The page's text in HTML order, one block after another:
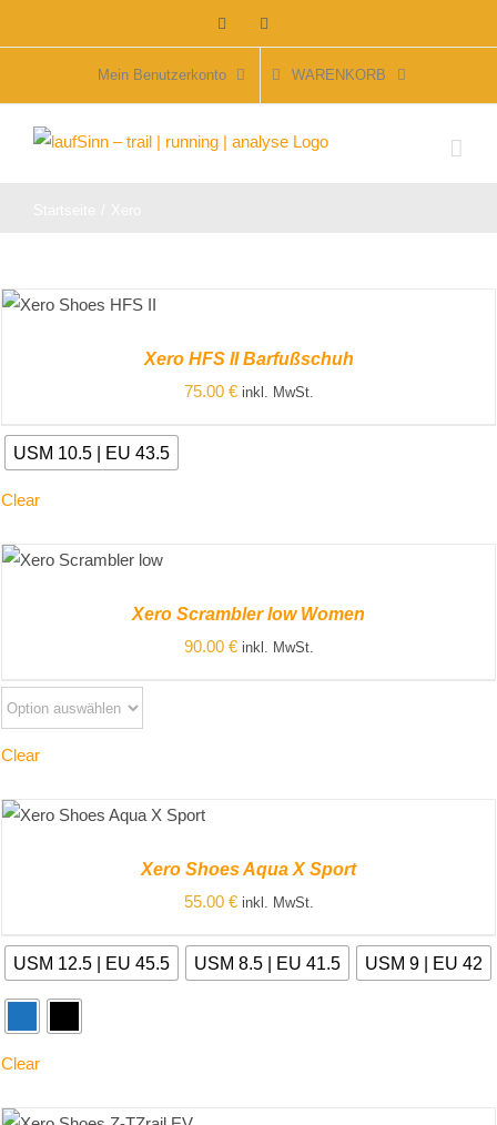
Inhalt
Facebook
Mein Benutzerkonto WARENKORB
Xero HFS II Barfußschuh
75.00 € inkl. MwSt.
USM 10.5 | EU 43.5
Clear
Xero Scrambler low Women
90.00 € inkl. MwSt.
Clear
Xero Shoes Aqua X Sport
55.00 € inkl. MwSt.
USM 12.5 | EU 45.5 USM 8.5 | EU 41.5 USM 9 | EU 42
Clear